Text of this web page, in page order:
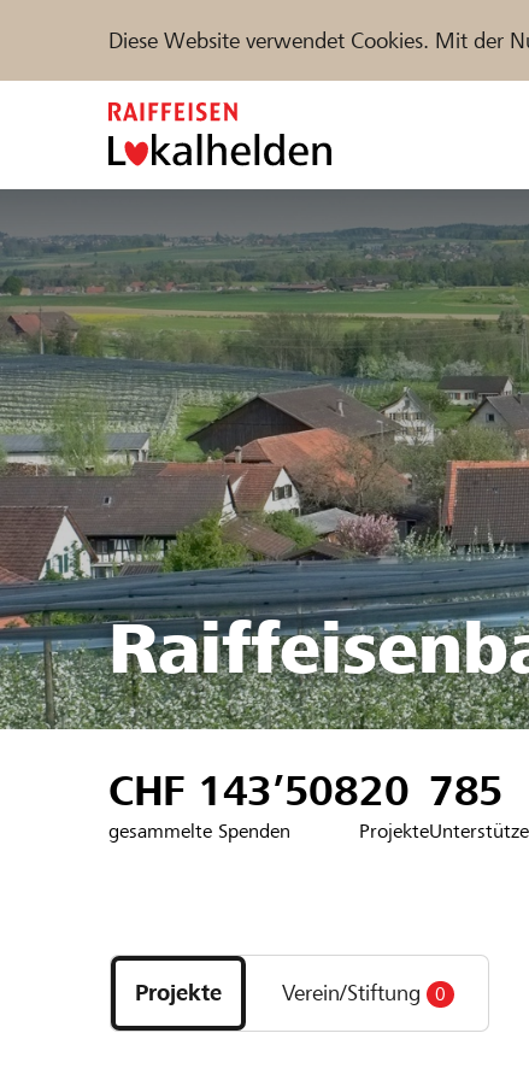
Diese Website verwendet Cookies. Mit der
Unterstützen Hilfe & Support
Projekte und Organisationen finden
DE FR IT
CHF 143’508
gesammelte Spenden
20
Projekte
785
Projekte
und
Organisationen
Projekte Verein/Stiftung 0